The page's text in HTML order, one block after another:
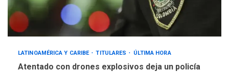
LATINOAMÉRICA Y CARIBE TITULARES ÚLTIMA HORA
Atentado con drones explosivos deja un policía